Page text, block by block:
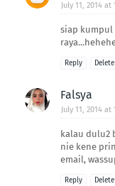
July 11, 2014 at
siap kumpul
Reply Delete
Falsya
July 11, 2014 at
kalau dulu2
nie kene
email,
Reply Delete